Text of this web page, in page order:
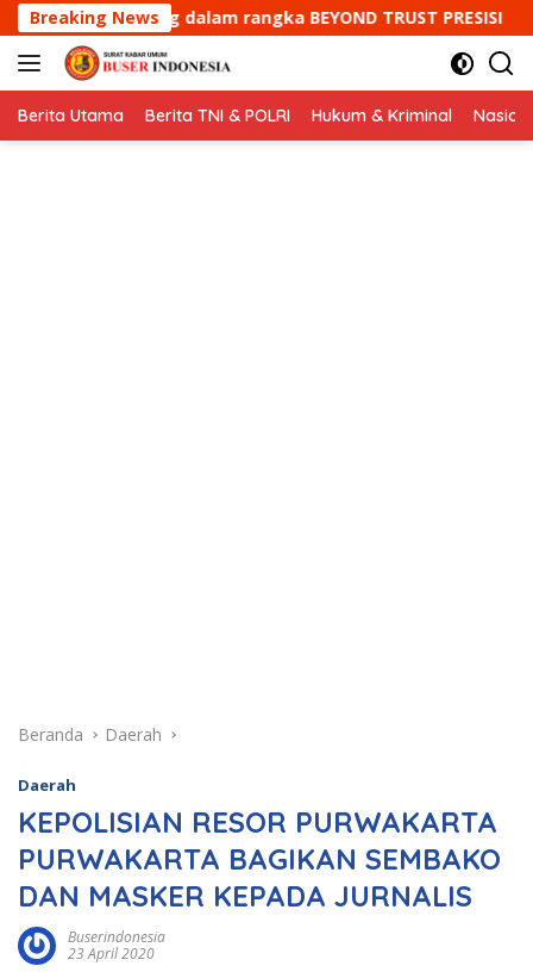
Langsung
ke
konten
Breaking News
BEYOND TRUST PRESISI Bripka Yuyun Yuwana
Berita Utama Berita TNI & POLRI Hukum & Kriminal
Beranda Daerah
Daerah
KEPOLISIAN RESOR PURWAKARTA
PURWAKARTA BAGIKAN SEMBAKO
DAN MASKER KEPADA JURNALIS
Buserindonesia
23 April 2020